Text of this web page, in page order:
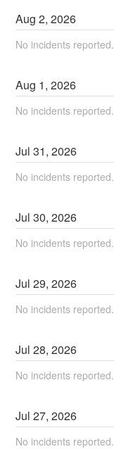
Aug2,2026
No incidents reported.
Aug 1,2026
No incidents reported.
Jul31,2026
No incidents reported.
Jul30,2026
No incidents reported.
Jul29,2026
No incidents reported.
Jul28,2026
No incidents reported.
Jul27,2026
No incidents reported.